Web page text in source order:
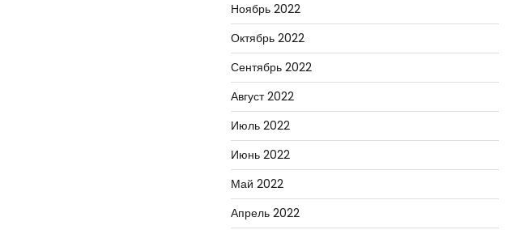
Ноябрь 2022
Октябрь 2022
Сентябрь 2022
Август 2022
Июль 2022
Июнь 2022
Май 2022
Апрель 2022